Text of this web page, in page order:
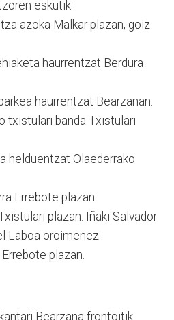
eskutik.
azoka Malkar plazan, goiz
haurrentzat Berdura
haurrentzat Bearzanan.
banda Txistulari
helduentzat Olaederrako
Errebote plazan.
plazan. Iñaki Salvador
Laboa oroimenez.
plazan.
Bearzana frontoitik